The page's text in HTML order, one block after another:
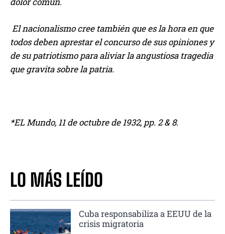
El nacionalismo cree también que es la hora en que
todos deben aprestar el concurso de sus opiniones y
de su patriotismo para aliviar la angustiosa tragedia
que gravita sobre la patria.
*EL Mundo, 11 de octubre de 1932, pp. 2 & 8.
LO MÁS LEÍDO
Cuba responsabiliza a EEUU de la
crisis migratoria